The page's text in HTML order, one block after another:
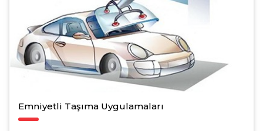
Emniyetli Taşıma Uygulamaları